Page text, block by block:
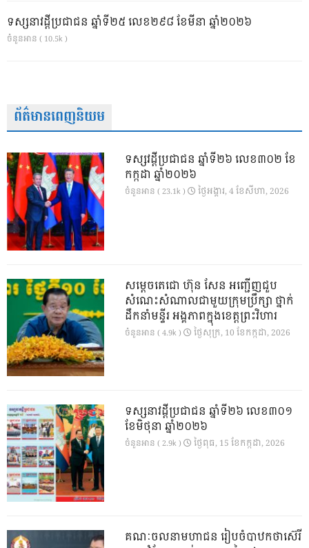
ទស្សនាវដ្ដីប្រជាជន ឆ្នាំទី២៥ លេខ២៩៨ ខែមីនា ឆ្នាំ២០២៦
ចំនួនអាន ( 10.5k )
ព័ត៌មានពេញនិយម
ទស្សវដ្តីប្រជាជន ឆ្នាំទី២៦ លេខ៣០២ ខែ
កក្កដា ឆ្នាំ២០២៦
ចំនួនអាន ( 23.1k ) ថ្ងៃ​អង្គារ, 4 ខែ​សីហា, 2026
សម្តេចតេជោ ហ៊ុន សែន អញ្ជើញជួប
សំណេះសំណាលជាមួយក្រុមប្រឹក្សា ថ្នាក់
ដឹកនាំមន្ទីរ អង្គភាពក្នុងខេត្តព្រះវិហារ
ចំនួនអាន ( 4.9k ) ថ្ងៃ​សុក្រ, 10 ខែ​កក្កដា, 2026
ទស្សនាវដ្ដីប្រជាជន ឆ្នាំទី២៦ លេខ៣០១
ខែមិថុនា ឆ្នាំ២០២៦
ចំនួនអាន ( 2.9k ) ថ្ងៃ​ពុធ, 15 ខែ​កក្កដា, 2026
គណៈចលនាមហាជន រៀបចំបាឋកថាស៊េរី